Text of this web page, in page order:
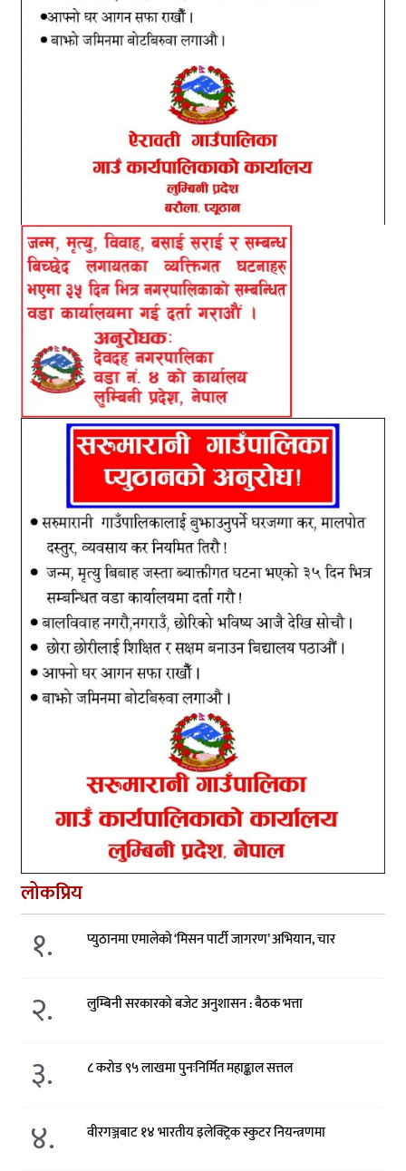
लोकप्रिय
१. प्युठानमा एमालेको ‘मिसन पार्टी जागरण’ अभियान, चार
२. लुम्बिनी सरकारको बजेट अनुशासन : बैठक भत्ता
३. ८ करोड ९५ लाखमा पुनःनिर्मित महाङ्काल सत्तल
४. वीरगञ्जबाट १४ भारतीय इलेक्ट्रिक स्कुटर नियन्त्रणमा